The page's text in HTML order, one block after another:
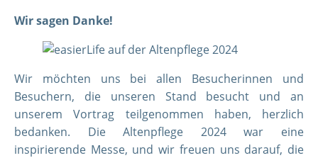
Wir sagen Danke!
Wir möchten uns bei allen Besucherinnen und
Besuchern, die unseren Stand besucht und an
unserem Vortrag teilgenommen haben, herzlich
bedanken. Die Altenpflege 2024 war eine
inspirierende Messe, und wir freuen uns darauf, die